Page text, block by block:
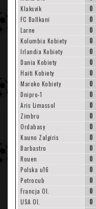
Klaksvik 0
FC Ballkani 0
Larne 0
Kolumbia Kobiety 0
Irlandia Kobiety 0
Dania Kobiety 0
Haiti Kobiety 0
Maroko Kobiety 0
Dnipro-1 0
Aris Limassol 0
Zimbru 0
Ordabasy 0
Kauno Zalgiris 0
Barbastro 0
Rouen 0
Polska u16 0
Petrocub 0
Francja Ol. 0
USA Ol. 0